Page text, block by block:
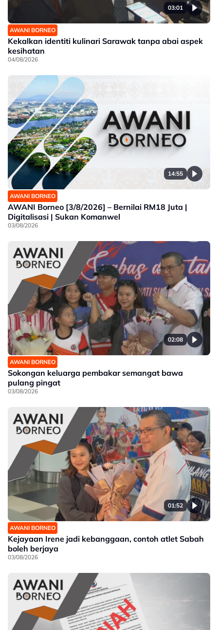
03:01
AWANI BORNEO
Kekalkan identiti kulinari Sarawak tanpa abai aspek
kesihatan
04/08/2026
14:55
AWANI BORNEO
AWANI Borneo [3/8/2026] – Bernilai RM18 Juta |
Digitalisasi | Sukan Komanwel
03/08/2026
02:08
AWANI BORNEO
Sokongan keluarga pembakar semangat bawa
pulang pingat
03/08/2026
01:52
AWANI BORNEO
Kejayaan Irene jadi kebanggaan, contoh atlet Sabah
boleh berjaya
03/08/2026